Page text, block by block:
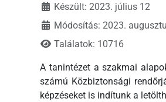
Készült: 2023. július 12
Módosítás: 2023.
Találatok: 10716
A tanintézet a szakmai
számú Közbiztonsági
képzéseket is indítunk a